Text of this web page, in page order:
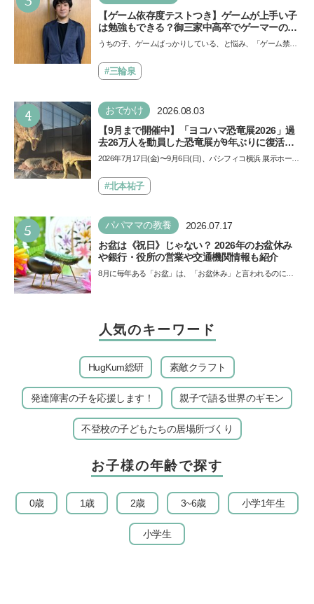
【ゲーム依存度テストつき】ゲームが上手い子
は勉強もできる？御三家中高卒でゲーマーの医
師・阿部智史さんが教えるゲームしながら受験
うちの子、ゲームばっかりしている、と悩み、「ゲーム禁
も…#三輪泉
4 おでかけ 2026.08.03
【9月まで開催中】「ヨコハマ恐竜展2026」過
去26万人を動員した恐竜展が9年ぶりに復活！
夏休みのおでかけで楽しむポイントを完全ガイ
2026年7月17日(金)〜9月6日(日)、パシフィコ横浜 展示ホール
催…#北本祐子
5 パパママの教養 2026.07.17
お盆は《祝日》じゃない？ 2026年のお盆休み
や銀行・役所の営業や交通機関情報も紹介
8月に毎年ある「お盆」は、「お盆休み」と言われるのに祝
人気のキーワード
HugKum総研 素敵クラフト
発達障害の子を応援します！ 親子で語る世界のギモン
不登校の子どもたちの居場所づくり
お子様の年齢で探す
0歳 1歳 2歳 3~6歳 小学1年生
小学生